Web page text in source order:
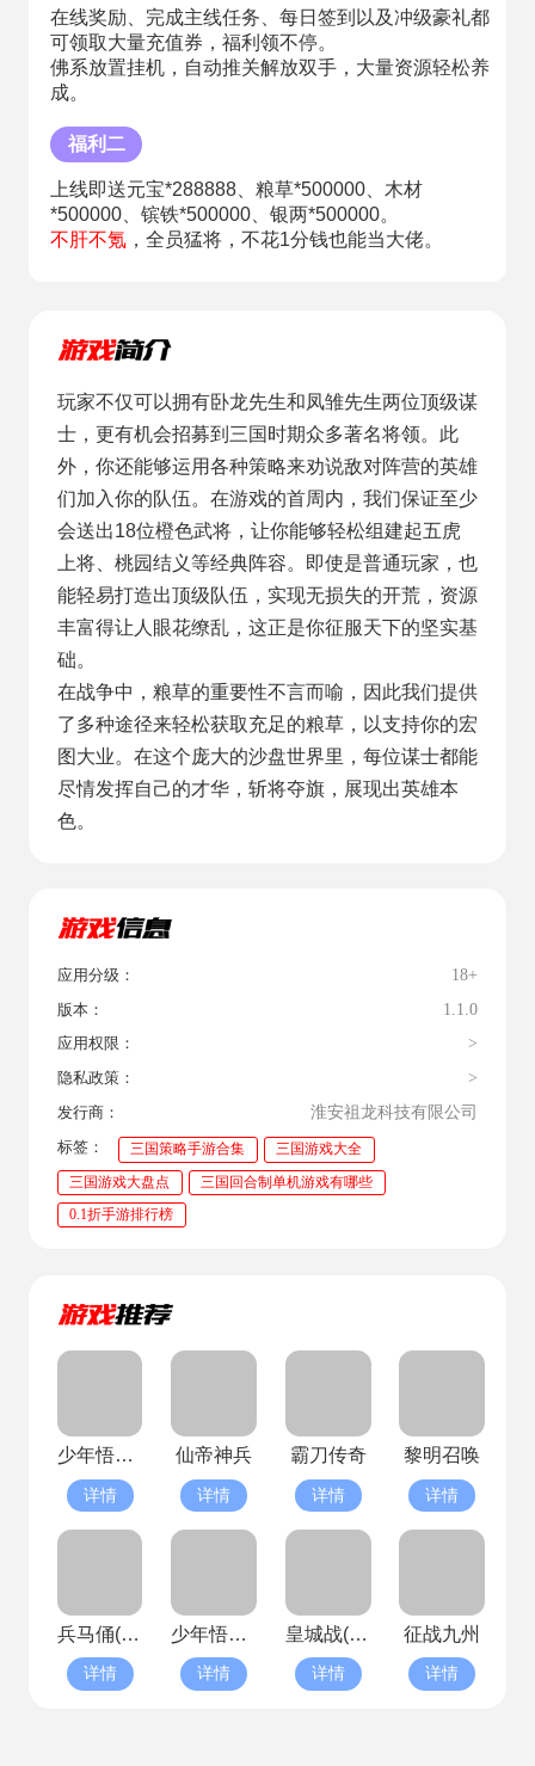
在线奖励、完成主线任务、每日签到以及冲级豪礼都
可领取大量充值券，福利领不停。
佛系放置挂机，自动推关解放双手，大量资源轻松养
成。
福利二
上线即送元宝*288888、粮草*500000、木材
*500000、镔铁*500000、银两*500000。
不肝不氪，全员猛将，不花1分钱也能当大佬。
玩家不仅可以拥有卧龙先生和凤雏先生两位顶级谋
士，更有机会招募到三国时期众多著名将领。此
外，你还能够运用各种策略来劝说敌对阵营的英雄
们加入你的队伍。在游戏的首周内，我们保证至少
会送出18位橙色武将，让你能够轻松组建起五虎
上将、桃园结义等经典阵容。即使是普通玩家，也
能轻易打造出顶级队伍，实现无损失的开荒，资源
丰富得让人眼花缭乱，这正是你征服天下的坚实基
础。
在战争中，粮草的重要性不言而喻，因此我们提供
了多种途径来轻松获取充足的粮草，以支持你的宏
图大业。在这个庞大的沙盘世界里，每位谋士都能
尽情发挥自己的才华，斩将夺旗，展现出英雄本
色。
应用分级： 18+
版本： 1.1.0
应用权限： >
隐私政策： >
发行商： 淮安祖龙科技有限公司
标签： 三国策略手游合集
三国游戏大全
三国游戏大盘点
三国回合制单机游戏有哪些
0.1折手游排行榜
少年悟空传(已停服)
详情
仙帝神兵
详情
霸刀传奇
详情
黎明召唤
详情
兵马俑(已停服)
详情
少年悟空传(已停服)
详情
皇城战(已停服)
详情
征战九州
详情